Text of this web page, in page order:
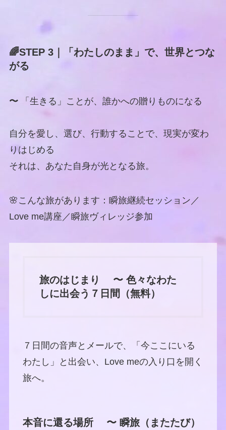
🌈STEP 3｜「わたしのまま」で、世界とつな
がる
〜 「生きる」ことが、誰かへの贈りものになる
自分を愛し、選び、行動することで、現実が変わ
りはじめる
それは、あなた自身が光となる旅。
🌸こんな旅があります：瞬旅継続セッション／
Love me講座／瞬旅ヴィレッジ参加
旅のはじまり 〜 色々なわた
しに出会う７日間（無料）
７日間の音声とメールで、「今ここにいる
わたし」と出会い、Love meの入り口を開く
旅へ。
本音に還る場所 〜 瞬旅（またたび）